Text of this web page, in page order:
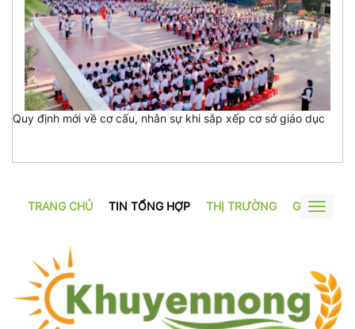
Quy định mới về cơ cấu, nhân sự khi sắp xếp cơ sở giáo dục
TRANG CHỦ TIN TỔNG HỢP THỊ TRƯỜNG GƯƠNG
Toggle